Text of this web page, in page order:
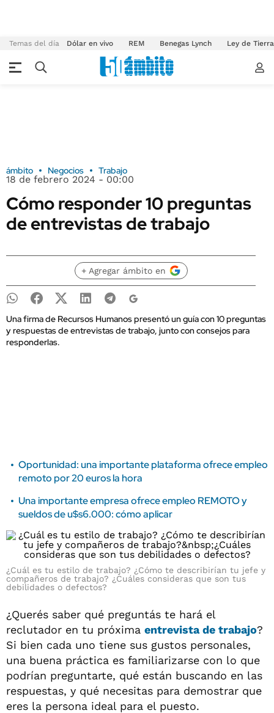
Temas del día Dólar en vivo REM Benegas Lynch Ley de
ámbito Negocios Trabajo
18 de febrero 2024 - 00:00
Cómo responder 10 preguntas
de entrevistas de trabajo
+ Agregar ámbito en
Una firma de Recursos Humanos presentó un guía con 10 preguntas
y respuestas de entrevistas de trabajo, junto con consejos para
responderlas.
Oportunidad: una importante plataforma ofrece empleo
remoto por 20 euros la hora
Una importante empresa ofrece empleo REMOTO y
sueldos de u$s6.000: cómo aplicar
¿Cuál es tu estilo de trabajo? ¿Cómo te describirían tu jefe y
compañeros de trabajo? ¿Cuáles consideras que son tus
debilidades o defectos?
¿Querés saber qué preguntás te hará el
reclutador en tu próxima entrevista de trabajo?
Si bien cada uno tiene sus gustos personales,
una buena práctica es familiarizarse con lo que
podrían preguntarte, qué están buscando en las
respuestas, y qué necesitas para demostrar que
eres la persona ideal para el puesto.